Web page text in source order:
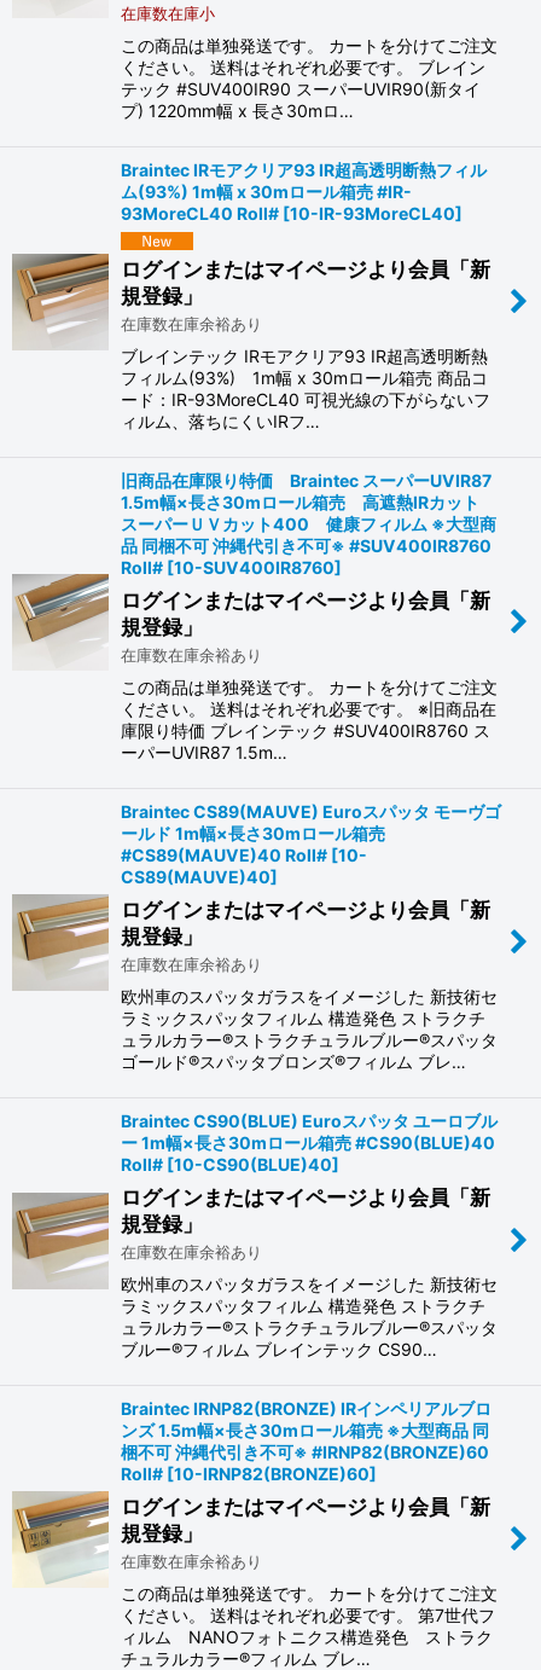
在庫数在庫小
この商品は単独発送です。 カートを分けてご注文
ください。 送料はそれぞれ必要です。 ブレイン
テック #SUV400IR90 スーパーUVIR90(新タイ
プ) 1220mm幅 x 長さ30mロ…
Braintec IRモアクリア93 IR超高透明断熱フィル
ム(93%) 1m幅 x 30mロール箱売 #IR-
93MoreCL40 Roll# [10-IR-93MoreCL40]
ログインまたはマイページより会員「新
規登録」
在庫数在庫余裕あり
ブレインテック IRモアクリア93 IR超高透明断熱
フィルム(93%) 1m幅 x 30mロール箱売 商品コ
ード：IR-93MoreCL40 可視光線の下がらないフ
ィルム、落ちにくいIRフ…
旧商品在庫限り特価 Braintec スーパーUVIR87
1.5m幅×長さ30mロール箱売 高遮熱IRカット
スーパーＵＶカット400 健康フィルム ※大型商
品 同梱不可 沖縄代引き不可※ #SUV400IR8760
Roll# [10-SUV400IR8760]
ログインまたはマイページより会員「新
規登録」
在庫数在庫余裕あり
この商品は単独発送です。 カートを分けてご注文
ください。 送料はそれぞれ必要です。 ※旧商品在
庫限り特価 ブレインテック #SUV400IR8760 ス
ーパーUVIR87 1.5m…
Braintec CS89(MAUVE) Euroスパッタ モーヴゴ
ールド 1m幅×長さ30mロール箱売
#CS89(MAUVE)40 Roll# [10-
CS89(MAUVE)40]
ログインまたはマイページより会員「新
規登録」
在庫数在庫余裕あり
欧州車のスパッタガラスをイメージした 新技術セ
ラミックスパッタフィルム 構造発色 ストラクチ
ュラルカラー®ストラクチュラルブルー®スパッタ
ゴールド®スパッタブロンズ®フィルム ブレ…
Braintec CS90(BLUE) Euroスパッタ ユーロブル
ー 1m幅×長さ30mロール箱売 #CS90(BLUE)40
Roll# [10-CS90(BLUE)40]
ログインまたはマイページより会員「新
規登録」
在庫数在庫余裕あり
欧州車のスパッタガラスをイメージした 新技術セ
ラミックスパッタフィルム 構造発色 ストラクチ
ュラルカラー®ストラクチュラルブルー®スパッタ
ブルー®フィルム ブレインテック CS90…
Braintec IRNP82(BRONZE) IRインペリアルブロ
ンズ 1.5m幅×長さ30mロール箱売 ※大型商品 同
梱不可 沖縄代引き不可※ #IRNP82(BRONZE)60
Roll# [10-IRNP82(BRONZE)60]
ログインまたはマイページより会員「新
規登録」
在庫数在庫余裕あり
この商品は単独発送です。 カートを分けてご注文
ください。 送料はそれぞれ必要です。 第7世代フ
ィルム NANOフォトニクス構造発色 ストラク
チュラルカラー®フィルム ブレ…